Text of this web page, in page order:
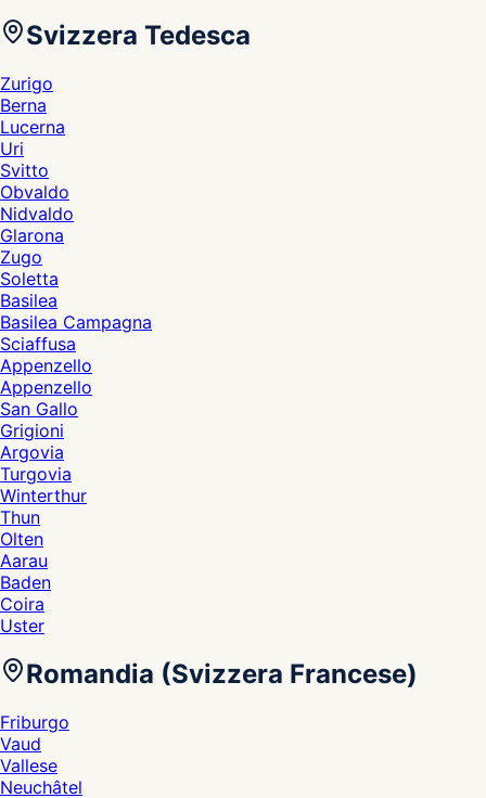
Svizzera Tedesca
Zurigo
Berna
Lucerna
Uri
Svitto
Obvaldo
Nidvaldo
Glarona
Zugo
Soletta
Basilea
Basilea Campagna
Sciaffusa
Appenzello
Appenzello
San Gallo
Grigioni
Argovia
Turgovia
Winterthur
Thun
Olten
Aarau
Baden
Coira
Uster
Romandia (Svizzera Francese)
Friburgo
Vaud
Vallese
Neuchâtel